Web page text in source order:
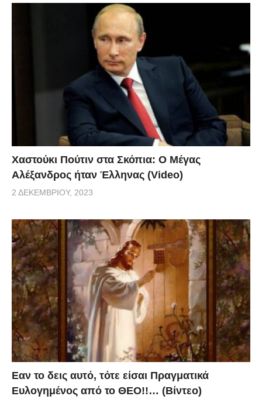
Χαστούκι Πούτιν στα Σκόπια: Ο Μέγας
Αλέξανδρος ήταν Έλληνας (Video)
2 ΔΕΚΕΜΒΡΊΟΥ, 2023
Eαν το δεις αυτό, τότε είσαι Πραγματικά
Ευλογημένος από το ΘΕΟ!!… (Βίντεο)